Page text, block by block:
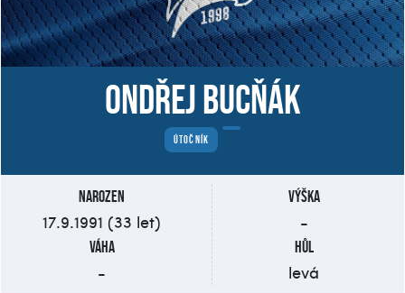
Ondřej Bucňák
ÚTOČNÍK
Narozen
17.9.1991 (33 let)
Výška
-
Váha
-
Hůl
levá